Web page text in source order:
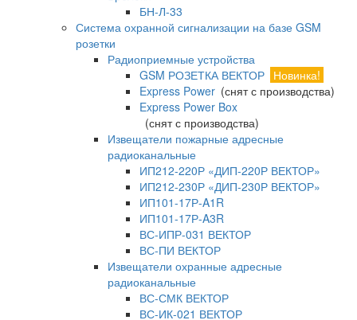
БН-Л-33
Система охранной сигнализации на базе GSM
розетки
Радиоприемные устройства
GSM РОЗЕТКА ВЕКТОР Новинка!
Express Power (снят с производства)
Express Power Box
(снят с производства)
Извещатели пожарные адресные
радиоканальные
ИП212-220Р «ДИП-220Р ВЕКТОР»
ИП212-230Р «ДИП-230Р ВЕКТОР»
ИП101-17Р-A1R
ИП101-17Р-A3R
ВС-ИПР-031 ВЕКТОР
ВС-ПИ ВЕКТОР
Извещатели охранные адресные
радиоканальные
ВС-СМК ВЕКТОР
ВС-ИК-021 ВЕКТОР